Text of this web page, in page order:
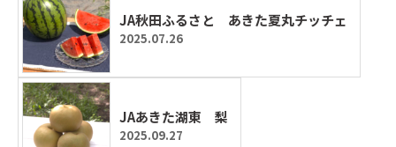
JA秋田ふるさと あきた夏丸チッチェ
2025.07.26
JAあきた湖東 梨
2025.09.27